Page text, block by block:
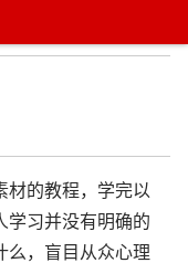
材的教程，学完以
学习并没有明确的
么，盲目从众心理